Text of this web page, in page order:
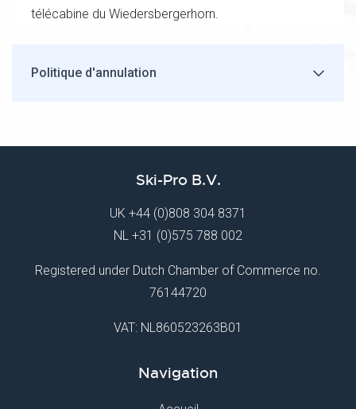
télécabine du Wiedersbergerhorn.
Politique d'annulation
Ski-Pro B.V.
UK +44 (0)808 304 8371
NL +31 (0)575 788 002
Registered under Dutch Chamber of Commerce no.
76144720
VAT: NL860523263B01
Navigation